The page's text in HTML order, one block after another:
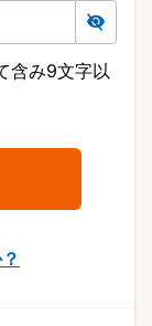
含み9文字以